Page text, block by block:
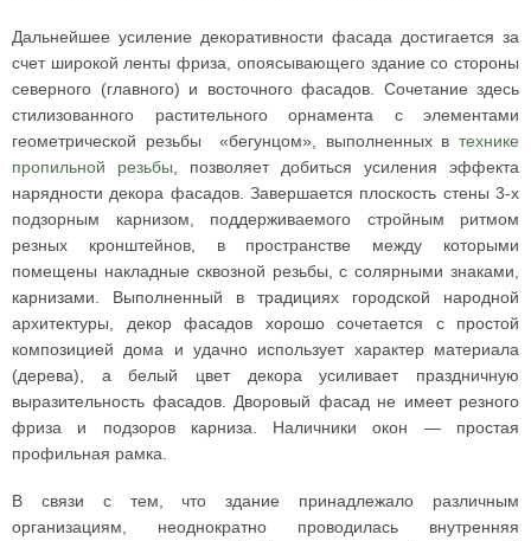
Дальнейшее усиление декоративности фасада достигается за
счет широкой ленты фриза, опоясывающего здание со стороны
северного (главного) и восточного фасадов. Сочетание здесь
стилизованного растительного орнамента с элементами
геометрической резьбы «бегунцом», выполненных в технике
пропильной резьбы , позволяет добиться усиления эффекта
нарядности декора фасадов. Завершается плоскость стены 3-х
подзорным карнизом, поддерживаемого стройным ритмом
резных кронштейнов, в пространстве между которыми
помещены накладные сквозной резьбы, с солярными знаками,
карнизами. Выполненный в традициях городской народной
архитектуры, декор фасадов хорошо сочетается с простой
композицией дома и удачно использует характер материала
(дерева), а белый цвет декора усиливает праздничную
выразительность фасадов. Дворовый фасад не имеет резного
фриза и подзоров карниза. Наличники окон — простая
профильная рамка.
В связи с тем, что здание принадлежало различным
организациям, неоднократно проводилась внутренняя